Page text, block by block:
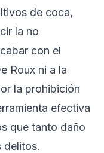
de coca,
la no
con el
Roux ni a la
la prohibición
efectiva
que tanto daño
delitos.